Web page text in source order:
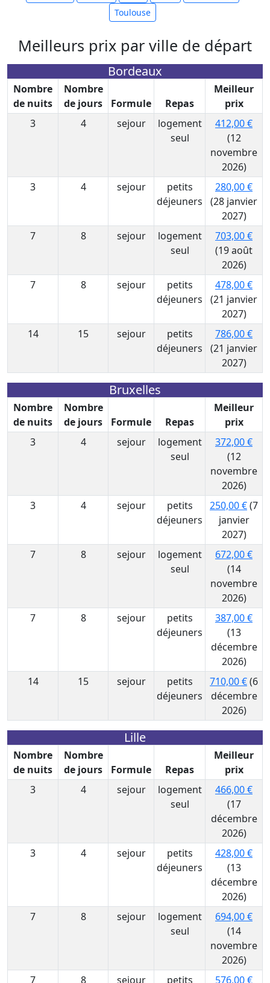
Toulouse
Meilleurs prix par ville de départ
Bordeaux
Nombre
de nuits
Nombre
de jours
Formule Repas
Meilleur
prix
3
4 sejour
logement
seul
412,00 €
(12
novembre
2026)
3
4 sejour
petits
déjeuners
280,00 €
(28 janvier
2027)
7
8 sejour
logement
seul
703,00 €
(19 août
2026)
7
8 sejour
petits
déjeuners
478,00 €
(21 janvier
2027)
14
15 sejour
petits
déjeuners
786,00 €
(21 janvier
2027)
Bruxelles
Nombre
de nuits
Nombre
de jours
Formule Repas
Meilleur
prix
3
4 sejour
logement
seul
372,00 €
(12
novembre
2026)
3
4 sejour
petits
déjeuners
250,00 €(7
janvier
2027)
7
8 sejour
logement
seul
672,00 €
(14
novembre
2026)
7
8 sejour
petits
déjeuners
387,00 €
(13
décembre
2026)
14
15 sejour
petits
déjeuners
710,00 €(6
décembre
2026)
Lille
Nombre
de nuits
Nombre
de jours
Formule Repas
Meilleur
prix
3
4 sejour
logement
seul
466,00 €
(17
décembre
2026)
3
4 sejour
petits
déjeuners
428,00 €
(13
décembre
2026)
7
8 sejour
logement
seul
694,00 €
(14
novembre
2026)
7
8 sejour petits 576,00 €